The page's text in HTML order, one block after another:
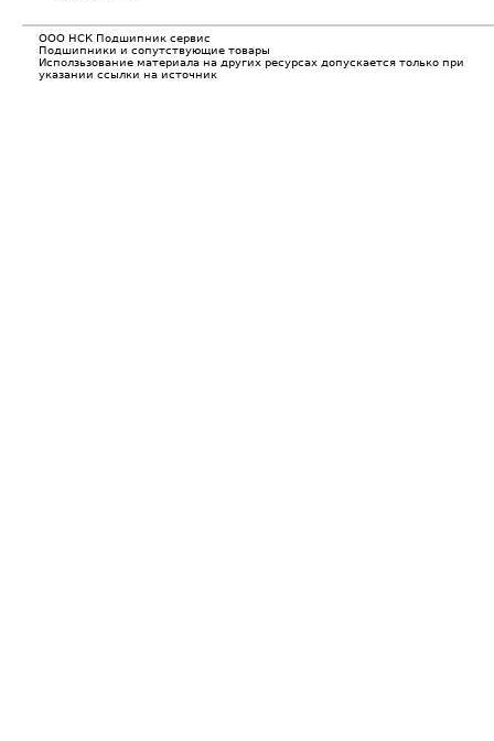
ООО НСК Подшипник сервис
Подшипники и сопутствующие товары
Исползьзование материала на других ресурсах допускается только при
указании ссылки на источник